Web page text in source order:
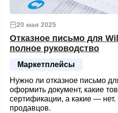
20 мая 2025
Отказное письмо для
полное руководство
Маркетплейсы
Нужно ли отказное письмо
оформить документ, какие
сертификации, а какие —
продавцов.